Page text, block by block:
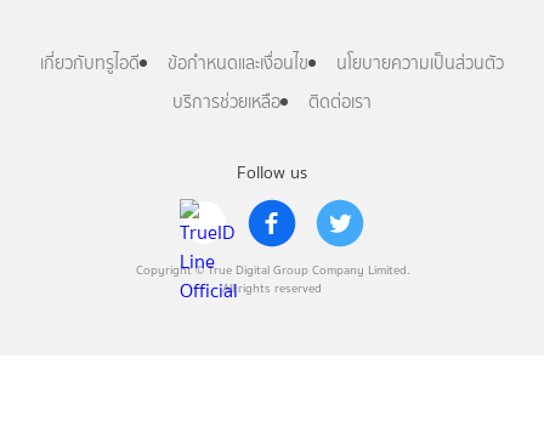
Follow us
Copyright © True Digital Group Company Limited.
All rights reserved
เกี่ยวกับทรูไอดี ข้อกำหนดและเงื่อนไข
นโยบายความเป็นส่วนตัว
บริการช่วยเหลือ
ติดต่อเรา